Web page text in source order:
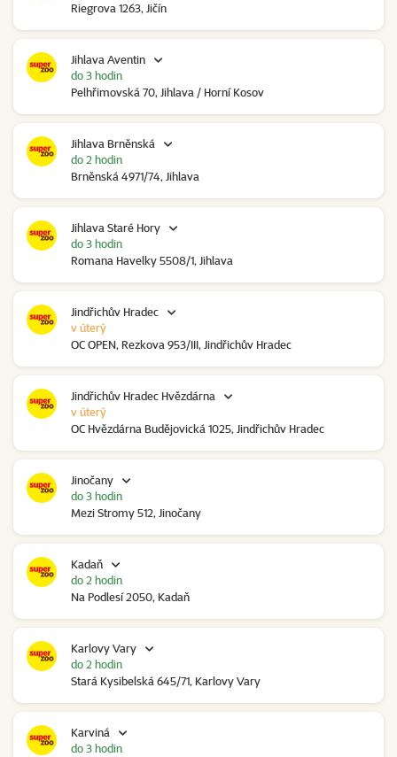
Riegrova 1263, Jičín
Jihlava Aventin
Pelhřimovská 70, Jihlava / Horní Kosov
do 3 hodin
Jihlava Brněnská
Brněnská 4971/74, Jihlava
do 2 hodin
Jihlava Staré Hory
Romana Havelky 5508/1, Jihlava
do 3 hodin
Jindřichův Hradec
OC OPEN, Rezkova 953/III, Jindřichův Hradec
v úterý
Jindřichův Hradec Hvězdárna
OC Hvězdárna Budějovická 1025, Jindřichův Hradec
v úterý
Jinočany
Mezi Stromy 512, Jinočany
do 3 hodin
Kadaň
Na Podlesí 2050, Kadaň
do 2 hodin
Karlovy Vary
Stará Kysibelská 645/71, Karlovy Vary
do 2 hodin
Karviná
do 3 hodin